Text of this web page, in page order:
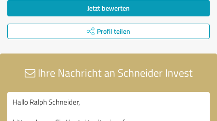
Jetzt bewerten
Profil teilen
Ihre Nachricht an Schneider Invest